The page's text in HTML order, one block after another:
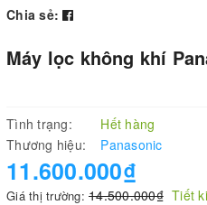
Chia sẻ:
Máy lọc không khí
Tình trạng:
Hết hàng
Thương hiệu:
Panasonic
11.600.000₫
Giá thị trường: 14.500.000₫ Tiết